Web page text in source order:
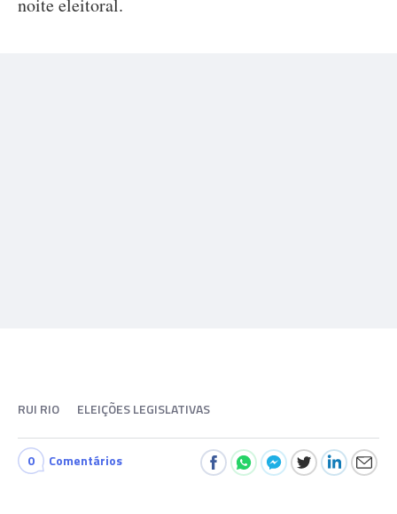
noite eleitoral.
RUI RIO ELEIÇÕES LEGISLATIVAS
0 Comentários